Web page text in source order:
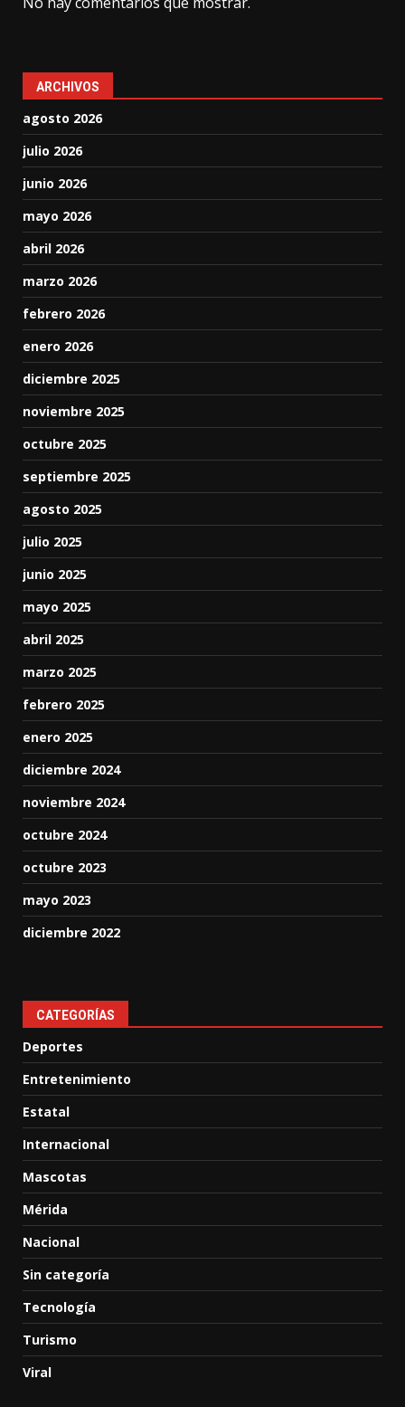
ARCHIVOS
agosto 2026
julio 2026
junio 2026
mayo 2026
abril 2026
marzo 2026
febrero 2026
enero 2026
diciembre 2025
noviembre 2025
octubre 2025
septiembre 2025
agosto 2025
julio 2025
junio 2025
mayo 2025
abril 2025
marzo 2025
febrero 2025
enero 2025
diciembre 2024
noviembre 2024
octubre 2024
octubre 2023
mayo 2023
diciembre 2022
CATEGORÍAS
Deportes
Entretenimiento
Estatal
Internacional
Mascotas
Mérida
Nacional
Sin categoría
Tecnología
Turismo
Viral